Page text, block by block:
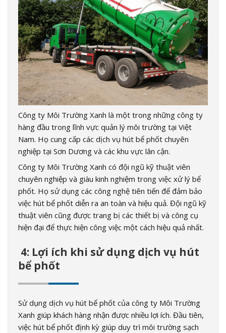
Công ty Môi Trường Xanh là một trong những công ty
hàng đầu trong lĩnh vực quản lý môi trường tại Việt
Nam. Họ cung cấp các dịch vụ hút bể phốt chuyên
nghiệp tại Sơn Dương và các khu vực lân cận.
Công ty Môi Trường Xanh có đội ngũ kỹ thuật viên
chuyên nghiệp và giàu kinh nghiệm trong việc xử lý bể
phốt. Họ sử dụng các công nghệ tiên tiến để đảm bảo
việc hút bể phốt diễn ra an toàn và hiệu quả. Đội ngũ kỹ
thuật viên cũng được trang bị các thiết bị và công cụ
hiện đại để thực hiện công việc một cách hiệu quả nhất.
4: Lợi ích khi sử dụng dịch vụ hút
bể phốt
Sử dụng dịch vụ hút bể phốt của công ty Môi Trường
Xanh giúp khách hàng nhận được nhiều lợi ích. Đầu tiên,
việc hút bể phốt định kỳ giúp duy trì môi trường sạch